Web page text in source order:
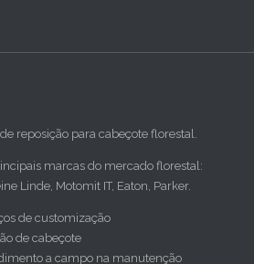
reposição para cabeçote florestal.
marcas do mercado florestal:
Linde, Motomit IT, Eaton, Parker.
de customização
de cabeçote
a campo na manutenção